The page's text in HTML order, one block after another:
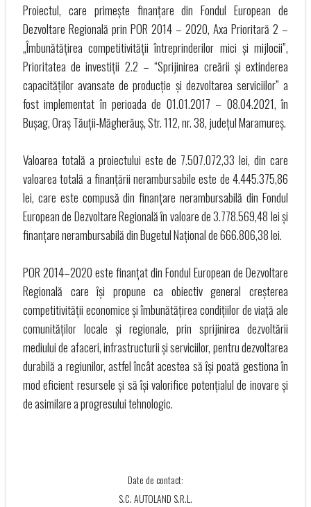
Proiectul, care primește finanțare din Fondul European de
Dezvoltare Regională prin POR 2014 – 2020, Axa Prioritară 2 –
„Îmbunătățirea competitivității întreprinderilor mici și mijlocii”,
Prioritatea de investiții 2.2 – “Sprijinirea creării și extinderea
capacităților avansate de producție și dezvoltarea serviciilor” a
fost implementat în perioada de 01.01.2017 – 08.04.2021, în
Bușag, Oraș Tăuții-Măgherăuș, Str. 112, nr. 38, județul Maramureș.
Valoarea totală a proiectului este de 7.507.072,33 lei, din care
valoarea totală a finanțării nerambursabile este de 4.445.375,86
lei, care este compusă din finanțare nerambursabilă din Fondul
European de Dezvoltare Regională în valoare de 3.778.569,48 lei și
finanțare nerambursabilă din Bugetul Național de 666.806,38 lei.
POR 2014–2020 este finanțat din Fondul European de Dezvoltare
Regională care își propune ca obiectiv general creșterea
competitivității economice și îmbunătățirea condițiilor de viață ale
comunităților locale și regionale, prin sprijinirea dezvoltării
mediului de afaceri, infrastructurii și serviciilor, pentru dezvoltarea
durabilă a regiunilor, astfel încât acestea să își poată gestiona în
mod eficient resursele și să își valorifice potențialul de inovare și
de asimilare a progresului tehnologic.
Date de contact:
S.C. AUTOLAND S.R.L.